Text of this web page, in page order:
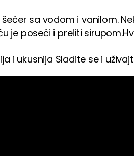
sa vodom i vanilom.
je poseći i preliti
i ukusnija Sladite se i